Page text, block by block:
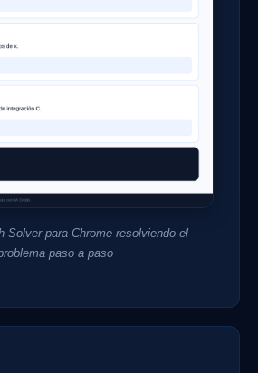
Solver para Chrome resolviendo el
paso a paso